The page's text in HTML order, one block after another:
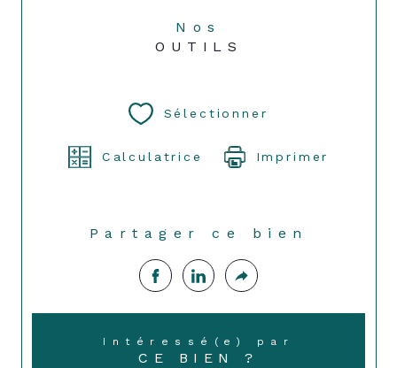
Nos
OUTILS
Sélectionner
Calculatrice Imprimer
Partager ce bien
Intéressé(e) par
CE BIEN ?